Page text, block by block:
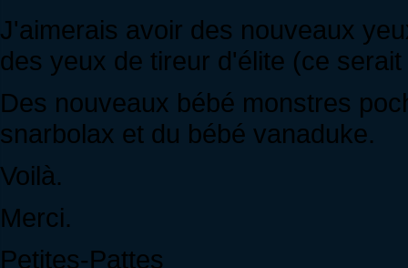
J'aimerais avoir des nouveaux
des yeux de tireur d'élite (ce
Des nouveaux bébé monstres
snarbolax et du bébé vanaduke.
Voilà.
Merci.
Petites-Pattes